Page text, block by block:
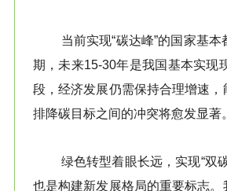
排降碳目标之间的冲突将愈发显著。